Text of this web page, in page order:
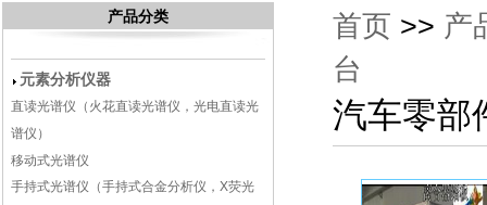
产品分类
元素分析仪器
直读光谱仪（火花直读光谱仪，光电直读光
谱仪）
移动式光谱仪
手持式光谱仪（手持式合金分析仪，X荧光
首页 >> 产
台
汽车零部